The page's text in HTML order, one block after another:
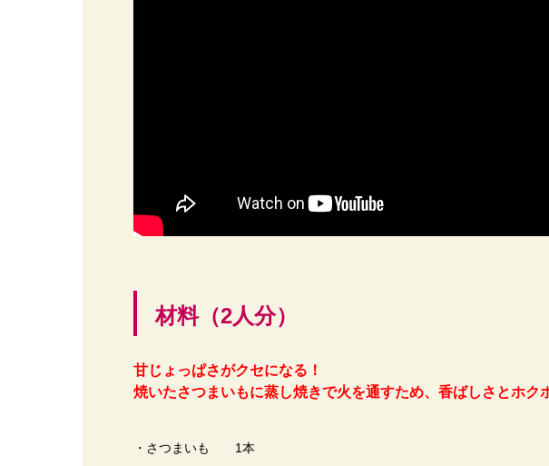
材料（2人分）
甘じょっぱさがクセになる！
焼いたさつまいもに蒸し焼きで火を通すため、香ばしさとホク
・さつまいも 1本